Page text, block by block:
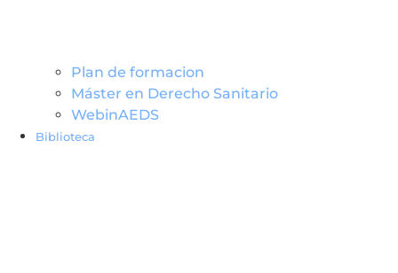
Plan de formacion
Máster en Derecho Sanitario
WebinAEDS
Biblioteca